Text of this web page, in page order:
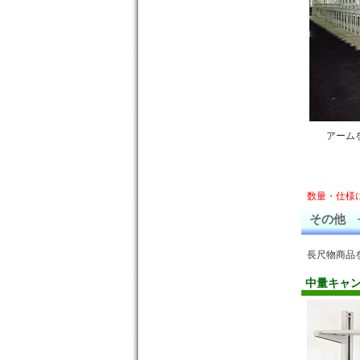
アーム
数量・仕
その他
長尺物商品
中量キャ